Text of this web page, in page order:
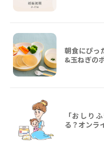
朝食にぴっ
&玉ねぎの
「おしり
る？オンラ